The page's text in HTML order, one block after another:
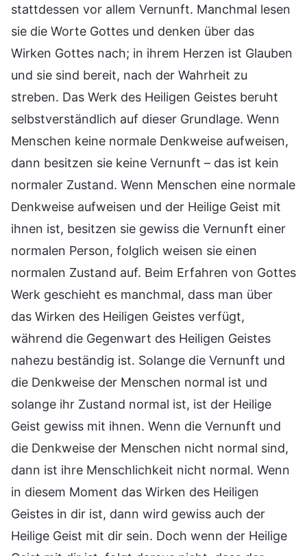
stattdessen vor allem Vernunft. Manchmal lesen
sie die Worte Gottes und denken über das
Wirken Gottes nach; in ihrem Herzen ist Glauben
und sie sind bereit, nach der Wahrheit zu
streben. Das Werk des Heiligen Geistes beruht
selbstverständlich auf dieser Grundlage. Wenn
Menschen keine normale Denkweise aufweisen,
dann besitzen sie keine Vernunft – das ist kein
normaler Zustand. Wenn Menschen eine normale
Denkweise aufweisen und der Heilige Geist mit
ihnen ist, besitzen sie gewiss die Vernunft einer
normalen Person, folglich weisen sie einen
normalen Zustand auf. Beim Erfahren von Gottes
Werk geschieht es manchmal, dass man über
das Wirken des Heiligen Geistes verfügt,
während die Gegenwart des Heiligen Geistes
nahezu beständig ist. Solange die Vernunft und
die Denkweise der Menschen normal ist und
solange ihr Zustand normal ist, ist der Heilige
Geist gewiss mit ihnen. Wenn die Vernunft und
die Denkweise der Menschen nicht normal sind,
dann ist ihre Menschlichkeit nicht normal. Wenn
in diesem Moment das Wirken des Heiligen
Geistes in dir ist, dann wird gewiss auch der
Heilige Geist mit dir sein. Doch wenn der Heilige